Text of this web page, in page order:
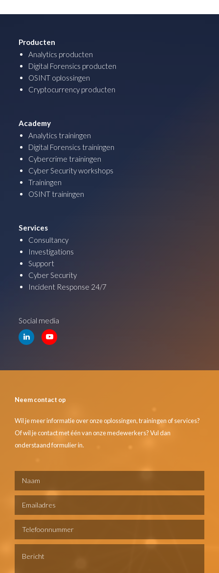
Producten
Analytics producten
Digital Forensics producten
OSINT oplossingen
Cryptocurrency producten
Academy
Analytics trainingen
Digital Forensics trainingen
Cybercrime trainingen
Cyber Security workshops
Trainingen
OSINT trainingen
Services
Consultancy
Investigations
Support
Cyber Security
Incident Response 24/7
Social media
Neem contact op
Wil je meer informatie over onze oplossingen, trainingen of services?
Of wil je contact met één van onze medewerkers? Vul dan
onderstaand formulier in.